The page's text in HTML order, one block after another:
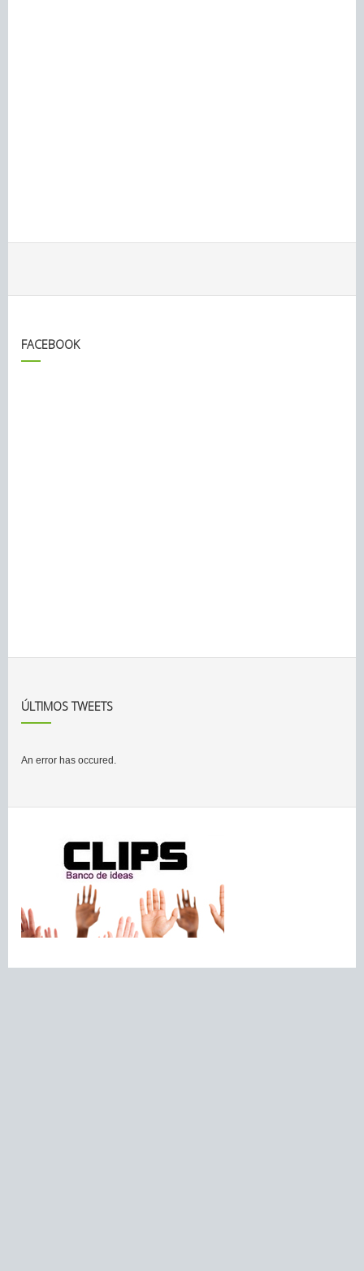
FACEBOOK
ÚLTIMOS TWEETS
An error has occured.